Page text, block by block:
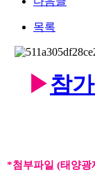
목록
▶참
*첨부파일 (태양광